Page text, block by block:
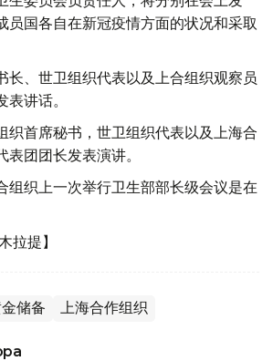
员国各自在新冠疫情方面的状况和采取
长、世卫组织代表以及上合组织观察员
讲话。
织首席秘书，世卫组织代表以及上海合
团团长发表演讲。
组织上一次举行卫生部部长级会议是在
拉提】
储备 上海合作组织